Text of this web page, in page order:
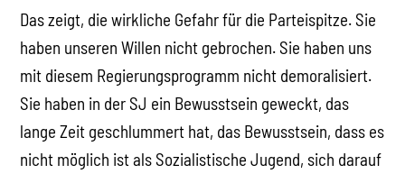
Das zeigt, die wirkliche Gefahr für die Parteispitze. Sie
haben unseren Willen nicht gebrochen. Sie haben uns
mit diesem Regierungsprogramm nicht demoralisiert.
Sie haben in der SJ ein Bewusstsein geweckt, das
lange Zeit geschlummert hat, das Bewusstsein, dass es
nicht möglich ist als Sozialistische Jugend, sich darauf